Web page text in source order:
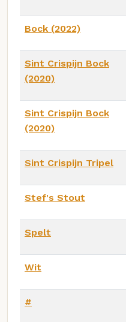
Bock (2022)
Sint Crispijn Bock
(2020)
Sint Crispijn Bock
(2020)
Sint Crispijn Tripel
Stef's Stout
Spelt
Wit
#